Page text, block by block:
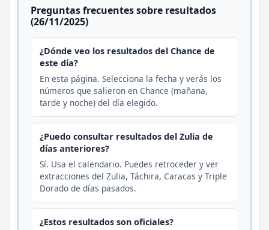
Preguntas frecuentes sobre resultados
(26/11/2025)
¿Dónde veo los resultados del Chance de
este día?
En esta página. Selecciona la fecha y verás los
números que salieron en Chance (mañana,
tarde y noche) del día elegido.
¿Puedo consultar resultados del Zulia de
días anteriores?
Sí. Usa el calendario. Puedes retroceder y ver
extracciones del Zulia, Táchira, Caracas y Triple
Dorado de días pasados.
¿Estos resultados son oficiales?